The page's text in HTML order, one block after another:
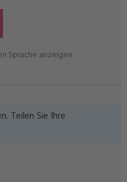
Sprache anzeigen.
Teilen Sie Ihre